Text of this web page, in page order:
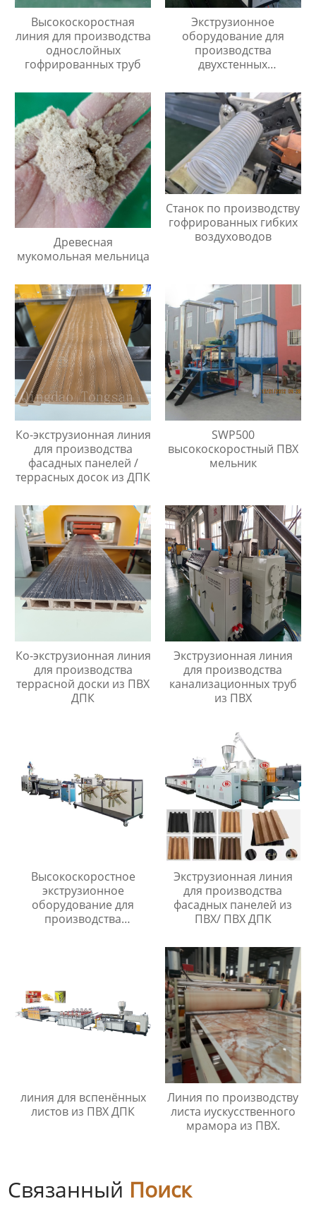
Высокоскоростная
линия для производства
однослойных
гофрированных труб
Экструзионное
оборудование для
производства
двухстенных
диаметром 40мм до
110мм
Древесная
мукомольная мельница
Станок по производству
гофрированных гибких
воздуховодов
Ко-экструзионная линия
для производства
фасадных панелей /
террасных досок из ДПК
SWP500
высокоскоростный ПВХ
мельник
Ко-экструзионная линия
для производства
террасной доски из ПВХ
ДПК
Экструзионная линия
для производства
канализационных труб
из ПВХ
Высокоскоростное
экструзионное
оборудование для
производства
Экструзионная линия
для производства
фасадных панелей из
ПВХ/ ПВХ ДПК
линия для вспенённых
листов из ПВХ ДПК
Линия по производству
листа иускусственного
мрамора из ПВХ.
Связанный Поиск